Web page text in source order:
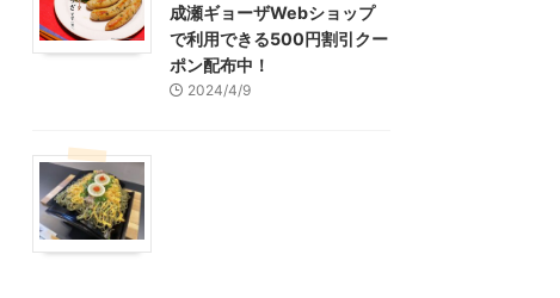
成瀬ギョーザWebショップ
で利用できる500円割引クー
ポン配布中！
2024/4/9